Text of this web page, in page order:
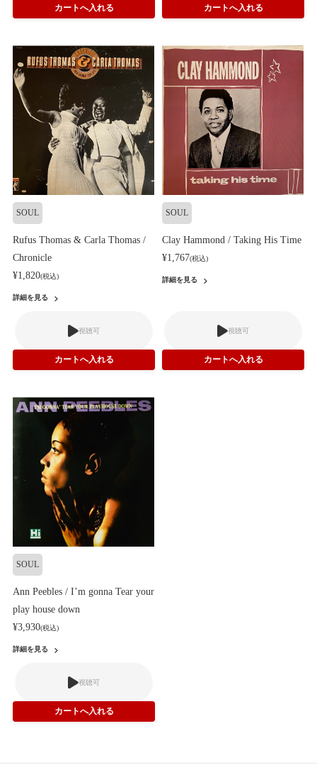
SOUL
Rufus Thomas & Carla Thomas /
Chronicle
¥1,820(税込)
詳細を見る
視聴可
SOUL
Clay Hammond / Taking His Time
¥1,767(税込)
詳細を見る
視聴可
SOUL
Ann Peebles / I’m gonna Tear your
play house down
¥3,930(税込)
詳細を見る
視聴可